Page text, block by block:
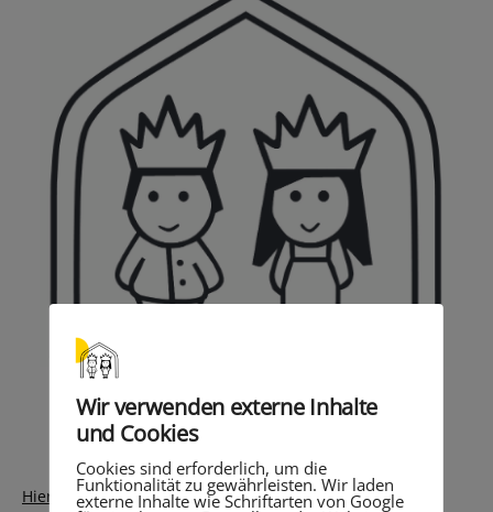
Hier finden Sie den Elternbrief der Schulleitung zum
Wir verwenden externe Inhalte
und Cookies
Cookies sind erforderlich, um die
Funktionalität zu gewährleisten. Wir laden
externe Inhalte wie Schriftarten von Google